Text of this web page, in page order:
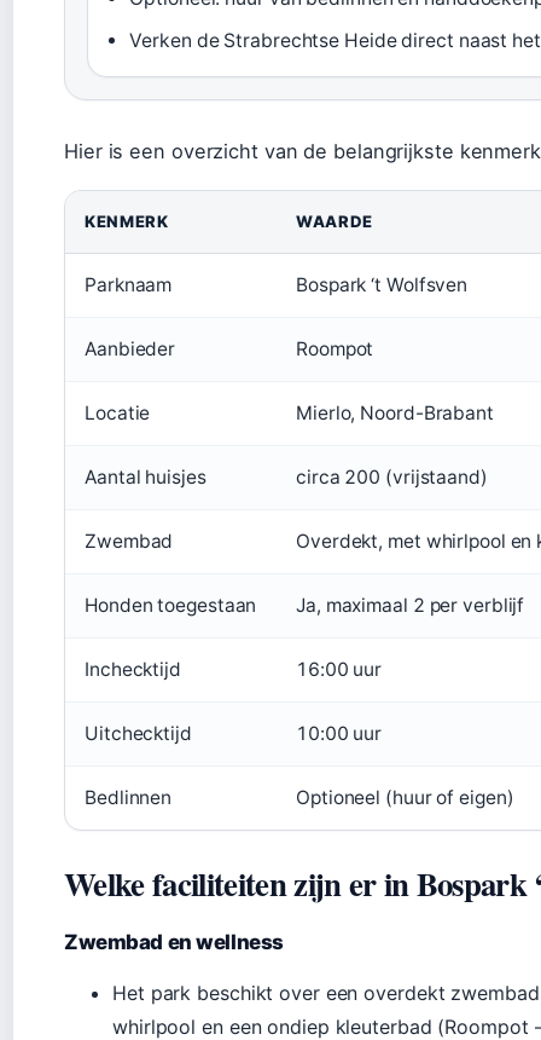
Verken de Strabrechtse Heide direct naast
Hier is een overzicht van de belangrijkste
KENMERK WAARDE
Parknaam Bospark ‘t Wolfsven
Aanbieder Roompot
Locatie Mierlo, Noord-Brabant
Aantal huisjes circa 200 (vrijstaand)
Zwembad Overdekt, met whirlpool en
Honden toegestaan Ja, maximaal 2 per verblijf
Inchecktijd 16:00 uur
Uitchecktijd 10:00 uur
Bedlinnen Optioneel (huur of eigen)
Welke faciliteiten zijn er in Bospark
Zwembad en wellness
Het park beschikt over een overdekt
whirlpool en een ondiep kleuterbad (Roompot